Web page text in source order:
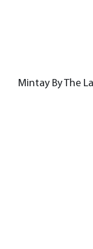
Mintay By The